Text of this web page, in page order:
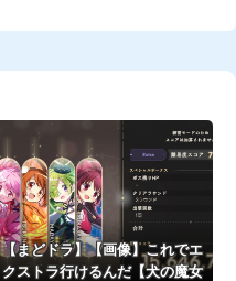
【まどドラ】【画像】これでエ
クストラ行けるんだ【犬の魔女